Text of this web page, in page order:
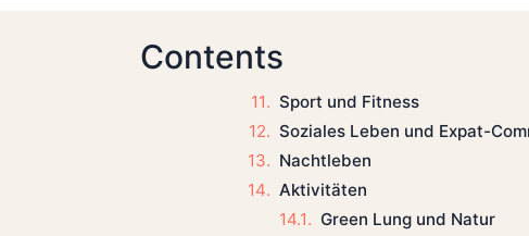
Contents
Sport und Fitness
Soziales Leben und Expat-
Nachtleben
Aktivitäten
Green Lung und Natur